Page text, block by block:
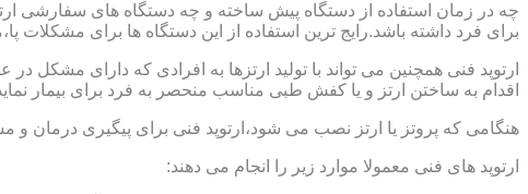
چه در زمان استفاده از دستگاه پیش ساخته و چه دستگاه های سفارشی
برای فرد داشته باشد.رایج ترین استفاده از این دستگاه ها برای مشکلات
ارتوپد فنی همچنین می تواند با تولید ارتزها به افرادی که دارای
اقدام به ساختن ارتز و یا کفش طبی مناسب منحصر به فرد برای بیمار
هنگامی که پروتز یا ارتز نصب می شود،ارتوپد فنی برای پیگیری درمان و
ارتوپد های فنی معمولا موارد زیر را انجام می دهند: